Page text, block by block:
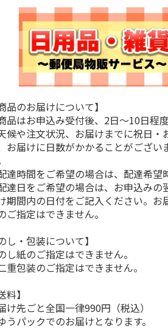
谷翔平 2026 NL 3・
4月投手…
33,000円
イ…
9,900円
品のお届けについて】
はお申込み受付後、2日～10日程度
候や注文状況、お届けまでに祝日・
お届けに日数がかかることがござい
時間をご希望の場合は、配達希望
達日をご希望の場合は、お申込みの
期間内の日付をご記入ください。
ご指定はできません。
し・包装について】
紙のご指定はできません。
包装のご指定はできません。
料】
け先ごと全国一律990円（税込）
うパックでのお届けとなります。